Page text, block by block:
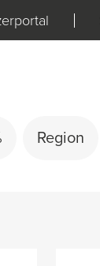
Region